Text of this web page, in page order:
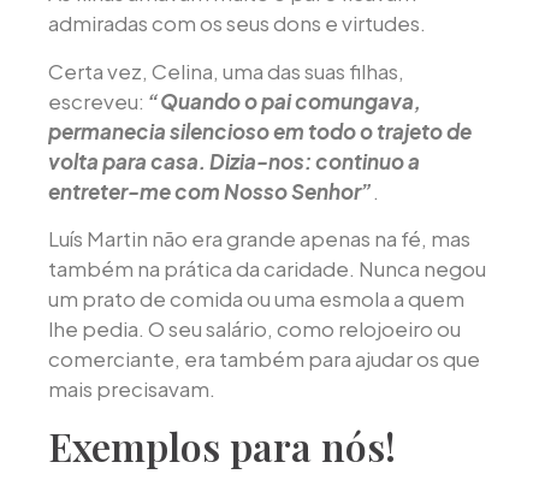
admiradas com os seus dons e virtudes.
Certa vez, Celina, uma das suas filhas,
escreveu: “Quando o pai comungava,
permanecia silencioso em todo o trajeto de
volta para casa. Dizia-nos: continuo a
entreter-me com Nosso Senhor”.
Luís Martin não era grande apenas na fé, mas
também na prática da caridade. Nunca negou
um prato de comida ou uma esmola a quem
lhe pedia. O seu salário, como relojoeiro ou
comerciante, era também para ajudar os que
mais precisavam.
Exemplos para nós!